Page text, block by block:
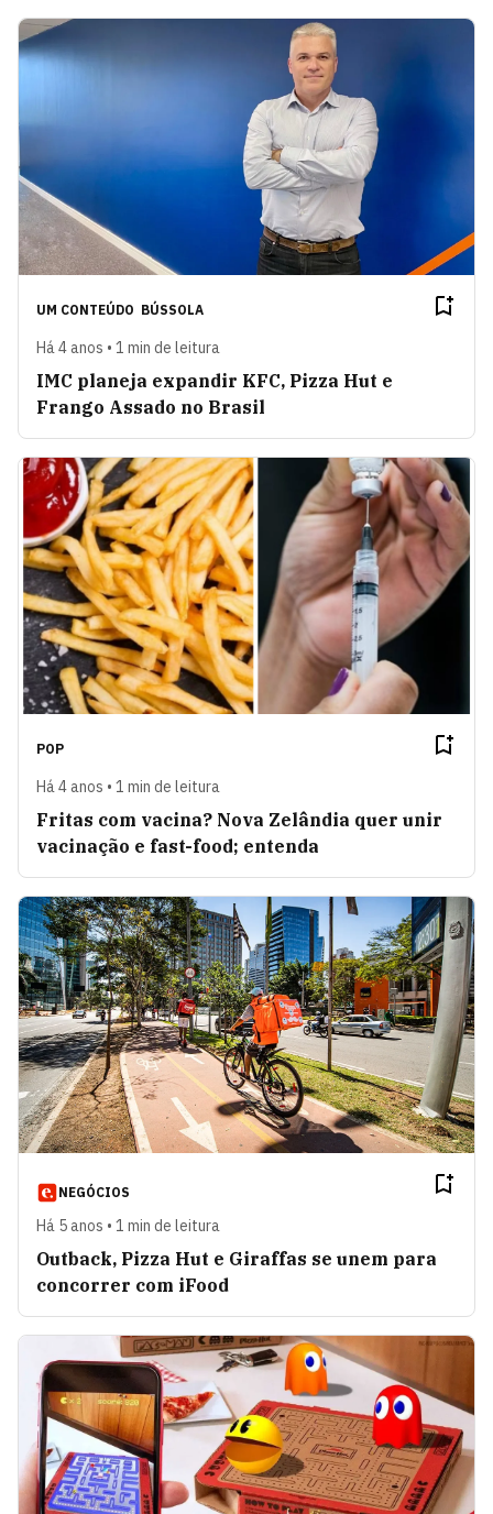
UM CONTEÚDO BÚSSOLA
Há 4 anos • 1 min de leitura
IMC planeja expandir KFC, Pizza Hut e
Frango Assado no Brasil
POP
Há 4 anos • 1 min de leitura
Fritas com vacina? Nova Zelândia quer unir
vacinação e fast-food; entenda
NEGÓCIOS
Há 5 anos • 1 min de leitura
Outback, Pizza Hut e Giraffas se unem para
concorrer com iFood